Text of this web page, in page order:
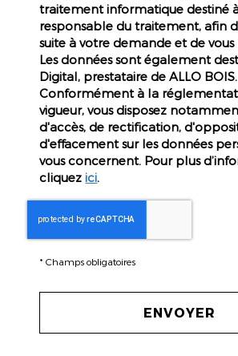
traitement informatique destiné
responsable du traitement, afin
suite à votre demande et de
Les données sont également
Digital, prestataire de ALLO BOIS.
Conformément à la
vigueur, vous disposez
d'accès, de rectification,
d'effacement sur les données
vous concernent. Pour plus
cliquezici
*Champs obligatoires